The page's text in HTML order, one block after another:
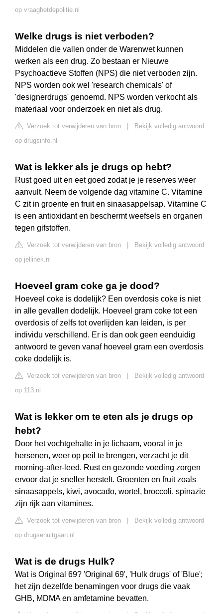
op vraaghetdepolitie.nl
Welke drugs is niet verboden?
Middelen die vallen onder de Warenwet kunnen
werken als een drug. Zo bestaan er Nieuwe
Psychoactieve Stoffen (NPS) die niet verboden zijn.
NPS worden ook wel 'research chemicals' of
'designerdrugs' genoemd. NPS worden verkocht als
materiaal voor onderzoek en niet als drug.
Verzoek tot verwijderen van bron
Bekijk volledig antwoord
op drugsinfo.nl
Wat is lekker als je drugs op hebt?
Rust goed uit en eet goed zodat je je reserves weer
aanvult. Neem de volgende dag vitamine C. Vitamine
C zit in groente en fruit en sinaasappelsap. Vitamine C
is een antioxidant en beschermt weefsels en organen
tegen gifstoffen.
Verzoek tot verwijderen van bron
Bekijk volledig antwoord
op jellinek.nl
Hoeveel gram coke ga je dood?
Hoeveel coke is dodelijk? Een overdosis coke is niet
in alle gevallen dodelijk. Hoeveel gram coke tot een
overdosis of zelfs tot overlijden kan leiden, is per
individu verschillend. Er is dan ook geen eenduidig
antwoord te geven vanaf hoeveel gram een overdosis
coke dodelijk is.
Verzoek tot verwijderen van bron
Bekijk volledig antwoord
op 113.nl
Wat is lekker om te eten als je drugs op
hebt?
Door het vochtgehalte in je lichaam, vooral in je
hersenen, weer op peil te brengen, verzacht je dit
morning-after-leed. Rust en gezonde voeding zorgen
ervoor dat je sneller herstelt. Groenten en fruit zoals
sinaasappels, kiwi, avocado, wortel, broccoli, spinazie
zijn rijk aan vitamines.
Verzoek tot verwijderen van bron
Bekijk volledig antwoord
op drugsenuitgaan.nl
Wat is de drugs Hulk?
Wat is Original 69? 'Original 69', 'Hulk drugs' of 'Blue';
het zijn dezelfde benamingen voor drugs die vaak
GHB, MDMA en amfetamine bevatten.